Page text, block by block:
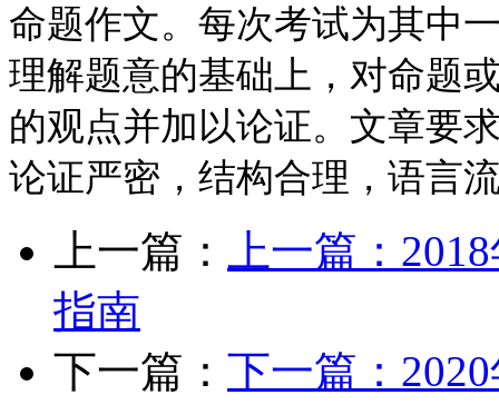
命题作文。每次考试为其中
理解题意的基础上，对命题
的观点并加以论证。文章要
论证严密，结构合理，语言
上一篇： 上一篇：
指南
下一篇： 下一篇：